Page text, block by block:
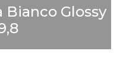
Bianco Glossy